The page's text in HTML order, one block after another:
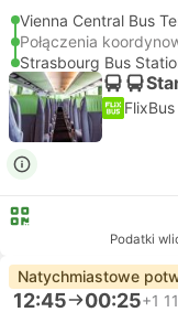
Vienna Central Bus
Połączenia
Strasbourg Bus
FlixBus
Podatki
Natychmiastowe
12:45 00:25+1